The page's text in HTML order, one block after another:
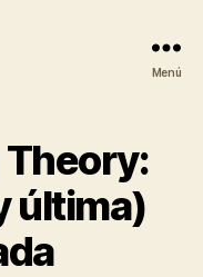
Menú
Theory:
última)